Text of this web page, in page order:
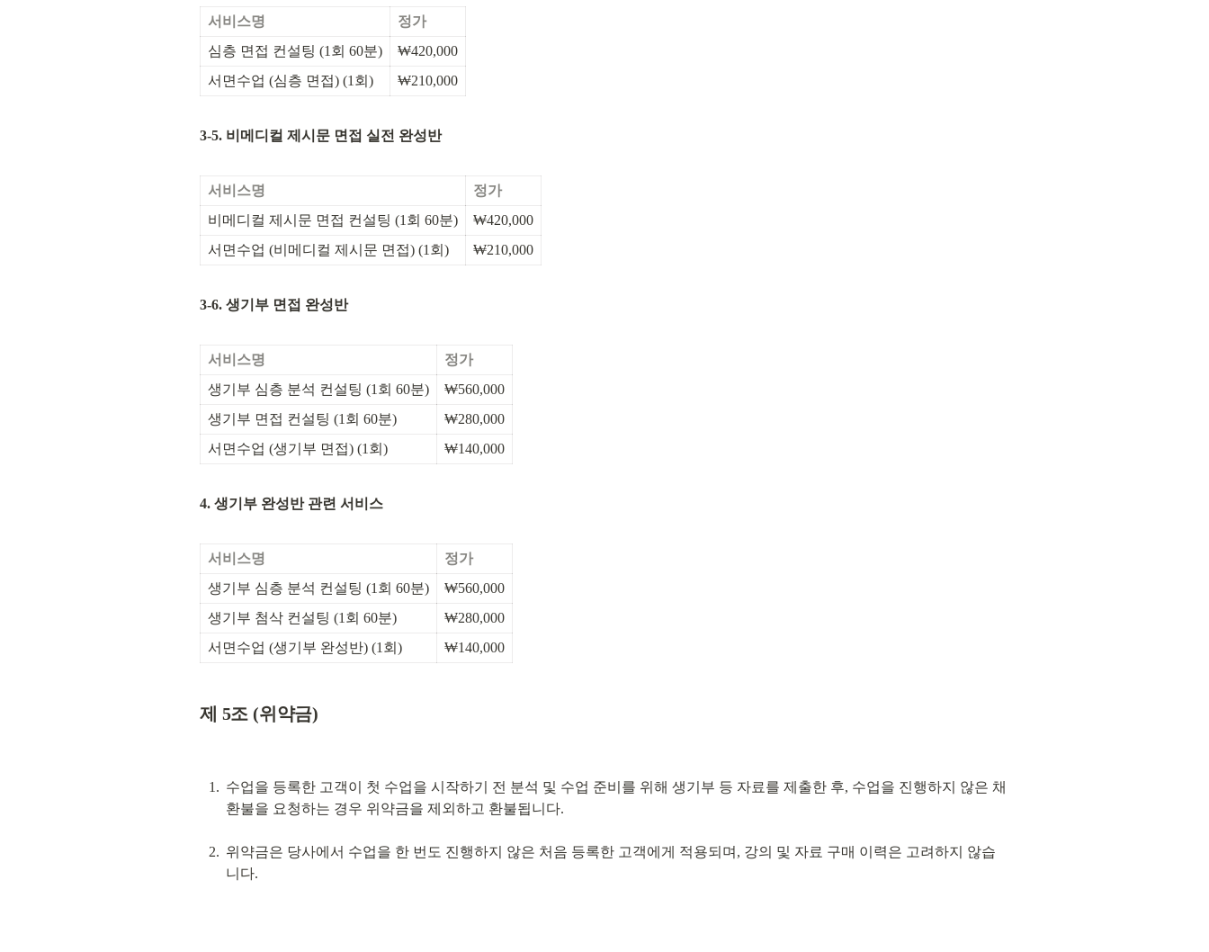
서비스명
정가
심층 면접 컨설팅 (1회 60분)
₩420,000
서면수업 (심층 면접) (1회)
₩210,000
3-5. 비메디컬 제시문 면접 실전 완성반
서비스명
정가
비메디컬 제시문 면접 컨설팅 (1회 60분)
₩420,000
서면수업 (비메디컬 제시문 면접) (1회)
₩210,000
3-6. 생기부 면접 완성반
서비스명
정가
생기부 심층 분석 컨설팅 (1회 60분)
₩560,000
생기부 면접 컨설팅 (1회 60분)
₩280,000
서면수업 (생기부 면접) (1회)
₩140,000
4. 생기부 완성반 관련 서비스
서비스명
정가
생기부 심층 분석 컨설팅 (1회 60분)
₩560,000
생기부 첨삭 컨설팅 (1회 60분)
₩280,000
서면수업 (생기부 완성반) (1회)
₩140,000
제 5조 (위약금)
수업을 등록한 고객이 첫 수업을 시작하기 전 분석 및 수업 준비를 위해 생기부 등 자료를 제출한 후, 수업을 진행하지 않은 채
환불을 요청하는 경우 위약금을 제외하고 환불됩니다.
위약금은 당사에서 수업을 한 번도 진행하지 않은 처음 등록한 고객에게 적용되며, 강의 및 자료 구매 이력은 고려하지 않습
니다.